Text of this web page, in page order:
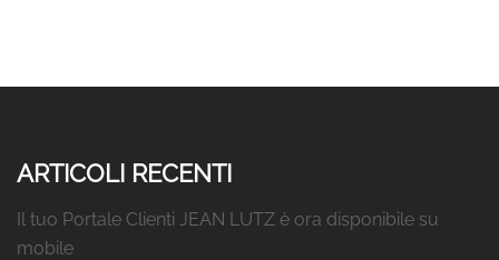
ARTICOLI RECENTI
Il tuo Portale Clienti JEAN LUTZ è ora disponibile su
mobile